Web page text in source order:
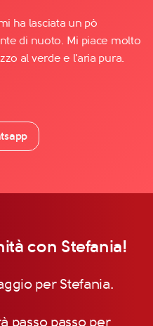
ha lasciata un pò
di nuoto. Mi piace molto
al verde e l'aria pura.
con Stefania!
per Stefania.
passo passo per